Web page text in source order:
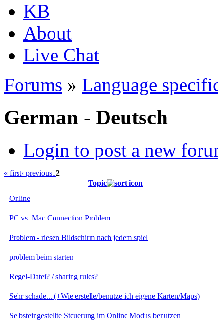
KB
About
Live Chat
Forums » Language
German - Deutsch
Login to post a new
« first‹ previous12
Topic
Online
PC vs. Mac Connection Problem
Problem - riesen Bildschirm nach jedem spiel
problem beim starten
Regel-Datei? / sharing rules?
Sehr schade... (+Wie erstelle/benutze ich eigene Karten/Maps)
Selbsteingestellte Steuerung im Online Modus benutzen